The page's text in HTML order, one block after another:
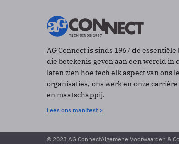
AG Connect is sinds 1967 de
die betekenis geven aan een wereld
laten zien hoe tech elk aspect van ons
organisaties, ons werk en onze
en maatschappij.
Lees ons manifest >
© 2023 AG ConnectAlgemene Voorwaarden &